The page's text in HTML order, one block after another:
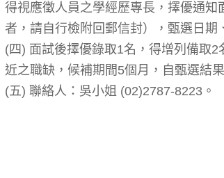
得視應徵人員之學經歷專長，擇優通
者，請自行檢附回郵信封），甄選日期
(四) 面試後擇優錄取1名，得增列備取
近之職缺，候補期間5個月，自甄選結
(五) 聯絡人：吳小姐 (02)2787-8223。